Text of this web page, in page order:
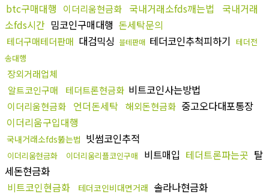
btc구매대행
이더리움현금화 국내거래소fds깨는법
국내거래
소fds시간 밈코인구매대행 돈세탁문의
테더구매테더판매 대검믹싱 블테판매 테더코인추척피하기 테더전
송대행
장외거래업체
알트코인구매
테더트론현금화 비트코인사는방법
이더리움현금화 언더돈세탁 해외돈현금화 중고오다대포통장
이더리움구입대행
국내거래소fds뚫는법 빗썸코인추적
이더리움현금화 이더리움리플코인구매 비트매입 테더트론파는곳 탈
세돈현금화
비트코인현금화
테더코인비대면거래 솔라나현금화